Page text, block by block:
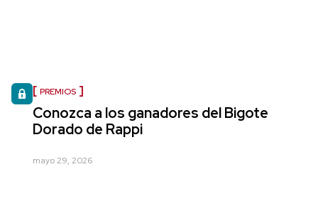
PREMIOS
Conozca a los ganadores del Bigote
Dorado de Rappi
mayo 29, 2026